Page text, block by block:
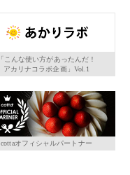
「こんな使い方があったんだ！
アカリナコラボ企画」Vol.1
cottaオフィシャルパートナー